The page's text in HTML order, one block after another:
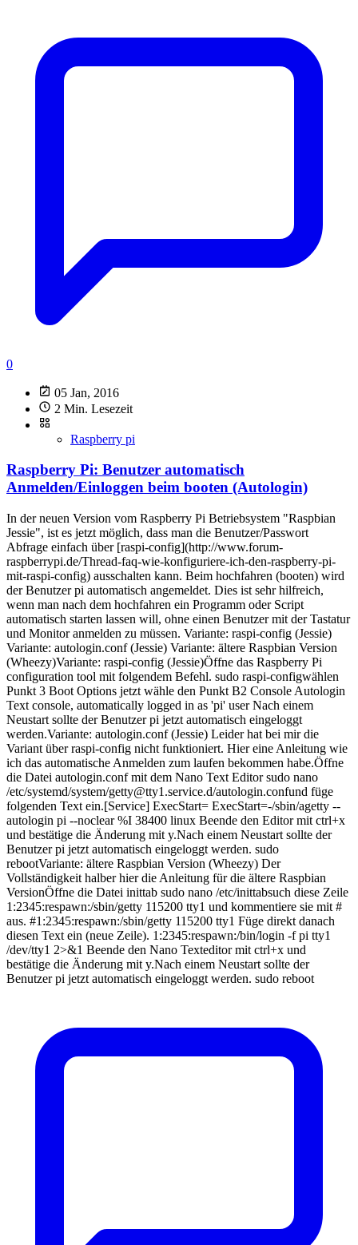
0
05 Jan, 2016
2 Min. Lesezeit
Raspberry pi
Raspberry Pi: Benutzer automatisch
Anmelden/Einloggen beim booten (Autologin)
In der neuen Version vom Raspberry Pi Betriebsystem "Raspbian
Jessie", ist es jetzt möglich, dass man die Benutzer/Passwort
Abfrage einfach über [raspi-config](http://www.forum-
raspberrypi.de/Thread-faq-wie-konfiguriere-ich-den-raspberry-pi-
mit-raspi-config) ausschalten kann. Beim hochfahren (booten) wird
der Benutzer pi automatisch angemeldet. Dies ist sehr hilfreich,
wenn man nach dem hochfahren ein Programm oder Script
automatisch starten lassen will, ohne einen Benutzer mit der Tastatur
und Monitor anmelden zu müssen. Variante: raspi-config (Jessie)
Variante: autologin.conf (Jessie) Variante: ältere Raspbian Version
(Wheezy)Variante: raspi-config (Jessie)Öffne das Raspberry Pi
configuration tool mit folgendem Befehl. sudo raspi-configwählen
Punkt 3 Boot Options jetzt wähle den Punkt B2 Console Autologin
Text console, automatically logged in as 'pi' user Nach einem
Neustart sollte der Benutzer pi jetzt automatisch eingeloggt
werden.Variante: autologin.conf (Jessie) Leider hat bei mir die
Variant über raspi-config nicht funktioniert. Hier eine Anleitung wie
ich das automatische Anmelden zum laufen bekommen habe.Öffne
die Datei autologin.conf mit dem Nano Text Editor sudo nano
/etc/systemd/system/getty@tty1.service.d/autologin.confund füge
folgenden Text ein.[Service] ExecStart= ExecStart=-/sbin/agetty --
autologin pi --noclear %I 38400 linux Beende den Editor mit ctrl+x
und bestätige die Änderung mit y.Nach einem Neustart sollte der
Benutzer pi jetzt automatisch eingeloggt werden. sudo
rebootVariante: ältere Raspbian Version (Wheezy) Der
Vollständigkeit halber hier die Anleitung für die ältere Raspbian
VersionÖffne die Datei inittab sudo nano /etc/inittabsuch diese Zeile
1:2345:respawn:/sbin/getty 115200 tty1 und kommentiere sie mit #
aus. #1:2345:respawn:/sbin/getty 115200 tty1 Füge direkt danach
diesen Text ein (neue Zeile). 1:2345:respawn:/bin/login -f pi tty1
/dev/tty1 2>&1 Beende den Nano Texteditor mit ctrl+x und
bestätige die Änderung mit y.Nach einem Neustart sollte der
Benutzer pi jetzt automatisch eingeloggt werden. sudo reboot